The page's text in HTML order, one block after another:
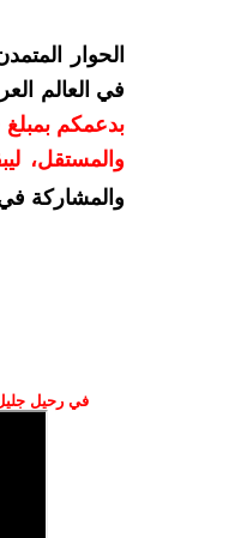
الحوار
في العالم
والمستقل،
والمشاركة
في رحيل